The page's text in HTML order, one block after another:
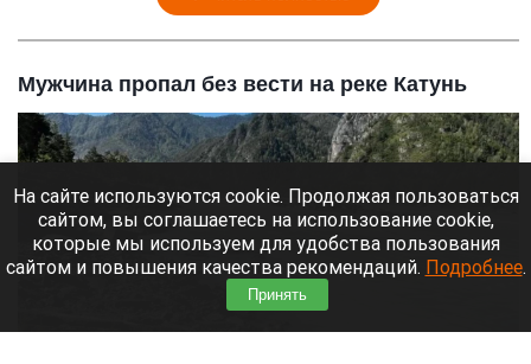
Мужчина пропал без вести на реке Катунь
На сайте используются cookie. Продолжая пользоваться
сайтом, вы соглашаетесь на использование cookie,
которые мы используем для удобства пользования
сайтом и повышения качества рекомендаций. Подробнее.
Принять